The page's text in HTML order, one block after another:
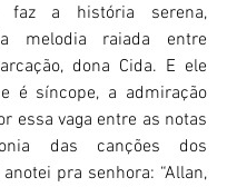
faz a história serena,
melodia raiada entre
dona Cida. E ele
é síncope, a admiração
essa vaga entre as notas
das canções dos
pra senhora: “Allan,